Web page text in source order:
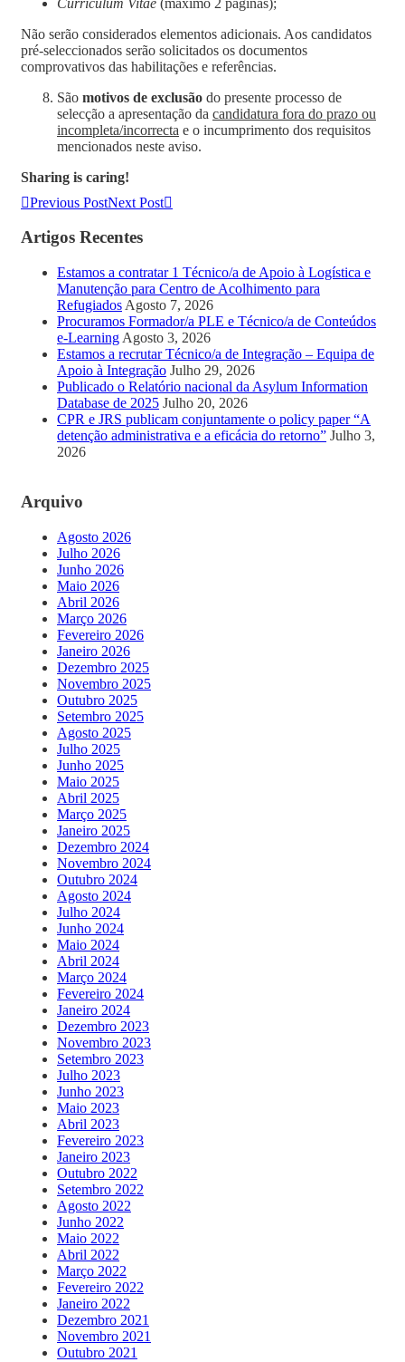
Não serão considerados elementos adicionais. Aos candidatos
pré-seleccionados serão solicitados os documentos
comprovativos das habilitações e referências.
São motivos de exclusão do presente processo de
selecção a apresentação da candidatura fora do prazo ou
incompleta/incorrecta e o incumprimento dos requisitos
mencionados neste aviso.
Sharing is caring!
Previous PostNext Post
Artigos Recentes
Estamos a contratar 1 Técnico/a de Apoio à Logística e
Manutenção para Centro de Acolhimento para
Refugiados Agosto 7, 2026
Procuramos Formador/a PLE e Técnico/a de Conteúdos
e-Learning Agosto 3, 2026
Estamos a recrutar Técnico/a de Integração – Equipa de
Apoio à Integração Julho 29, 2026
Publicado o Relatório nacional da Asylum Information
Database de 2025 Julho 20, 2026
CPR e JRS publicam conjuntamente o policy paper “A
detenção administrativa e a eficácia do retorno” Julho 3,
2026
Arquivo
Agosto 2026
Julho 2026
Junho 2026
Maio 2026
Abril 2026
Março 2026
Fevereiro 2026
Janeiro 2026
Dezembro 2025
Novembro 2025
Outubro 2025
Setembro 2025
Agosto 2025
Julho 2025
Junho 2025
Maio 2025
Abril 2025
Março 2025
Janeiro 2025
Dezembro 2024
Novembro 2024
Outubro 2024
Agosto 2024
Julho 2024
Junho 2024
Maio 2024
Abril 2024
Março 2024
Fevereiro 2024
Janeiro 2024
Dezembro 2023
Novembro 2023
Setembro 2023
Julho 2023
Junho 2023
Maio 2023
Abril 2023
Fevereiro 2023
Janeiro 2023
Outubro 2022
Setembro 2022
Agosto 2022
Junho 2022
Maio 2022
Abril 2022
Março 2022
Fevereiro 2022
Janeiro 2022
Dezembro 2021
Novembro 2021
Outubro 2021